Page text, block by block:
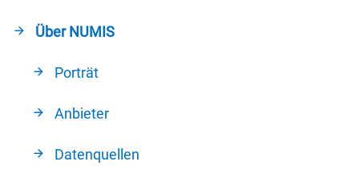
Über NUMIS
Porträt
Anbieter
Datenquellen